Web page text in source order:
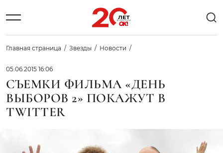
Главная страница Звезды Новости
05.06.2015 16:06
СЪЕМКИ ФИЛЬМА «ДЕНЬ
ВЫБОРОВ 2» ПОКАЖУТ В
TWITTER